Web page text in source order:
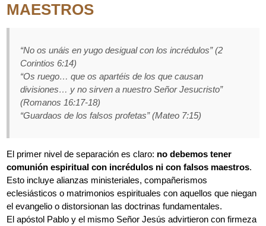
MAESTROS
“No os unáis en yugo desigual con los incrédulos”(2
Corintios 6:14)
“Os ruego… que os apartéis de los que causan
divisiones… y no sirven a nuestro Señor Jesucristo”
(Romanos 16:17-18)
“Guardaos de los falsos profetas”(Mateo 7:15)
El primer nivel de separación es claro: no debemos tener
comunión espiritual con incrédulos ni con falsos maestros.
Esto incluye alianzas ministeriales, compañerismos
eclesiásticos o matrimonios espirituales con aquellos que niegan
el evangelio o distorsionan las doctrinas fundamentales.
El apóstol Pablo y el mismo Señor Jesús advirtieron con firmeza